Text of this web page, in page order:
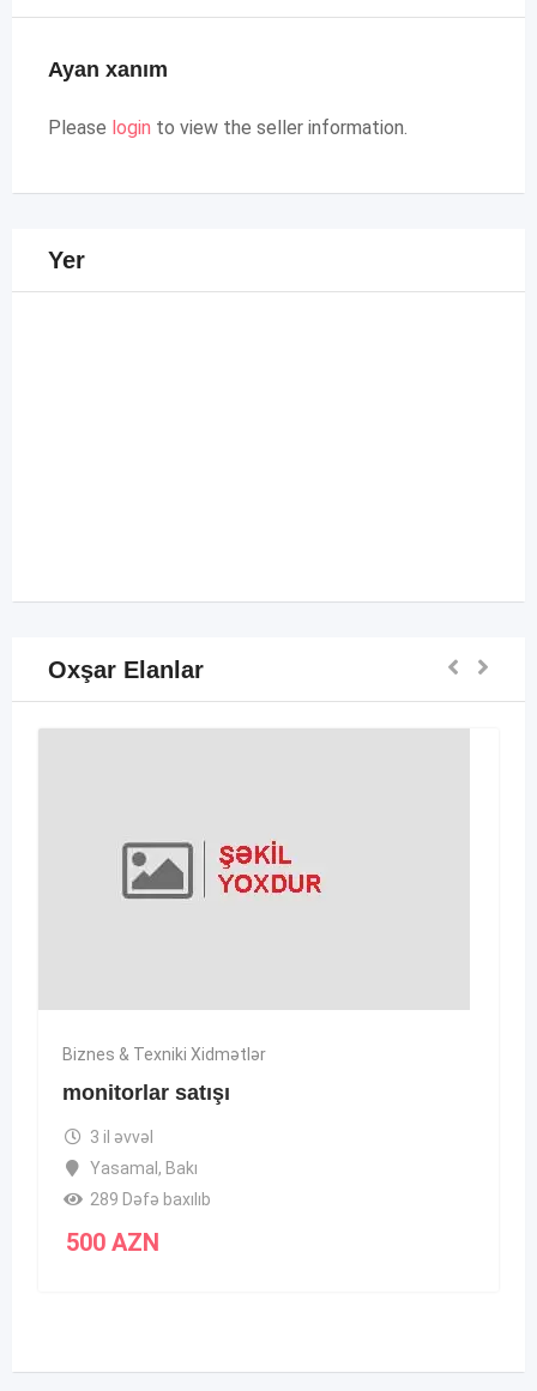
Ayan xanım
Please login to view the seller information.
Yer
Oxşar Elanlar
Biznes & Texniki Xidmətlər
monitorlar satışı
3 il əvvəl
Yasamal , Bakı
289 Dəfə baxılıb
500 AZN